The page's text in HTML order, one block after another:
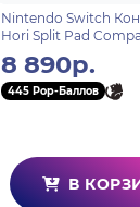
Nintendo Switch
Hori Split Pad
(NSW-373U)
8 890р.
445 Pop-Баллов
В